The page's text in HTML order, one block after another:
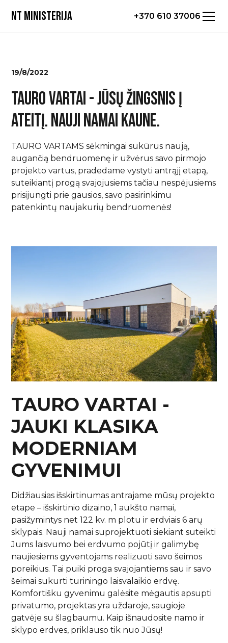
NT ministerija +370 610 37006
19/8/2022
TAURO VARTAI - JŪSŲ ŽINGSNIS Į
ATEITĮ. NAUJI NAMAI KAUNE.
TAURO VARTAMS sėkmingai sukūrus naują,
augančią bendruomenę ir užvėrus savo pirmojo
projekto vartus, pradedame vystyti antrąjį etapą,
suteikiantį progą svajojusiems tačiau nespėjusiems
prisijungti prie gausios, savo pasirinkimu
patenkintų naujakurių bendruomenės!
TAURO VARTAI -
JAUKI KLASIKA
MODERNIAM
GYVENIMUI
Didžiausias išskirtinumas antrajame mūsų projekto
etape – išskirtinio dizaino, 1 aukšto namai,
pasižymintys net 122 kv. m plotu ir erdviais 6 arų
sklypais. Nauji namai suprojektuoti siekiant suteikti
Jums laisvumo bei erdvumo pojūtį ir galimybę
naujiesiems gyventojams realizuoti savo šeimos
poreikius. Tai puiki proga svajojantiems sau ir savo
šeimai sukurti turiningo laisvalaikio erdvę.
Komfortišku gyvenimu galėsite mėgautis apsupti
privatumo, projektas yra uždaroje, saugioje
gatvėje su šlagbaumu. Kaip išnaudosite namo ir
sklypo erdves, priklauso tik nuo Jūsų!